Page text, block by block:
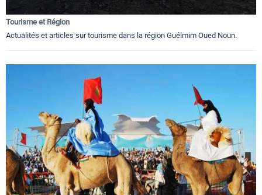
Tourisme et Région
Actualités et articles sur tourisme dans la région Guélmim Oued Noun.